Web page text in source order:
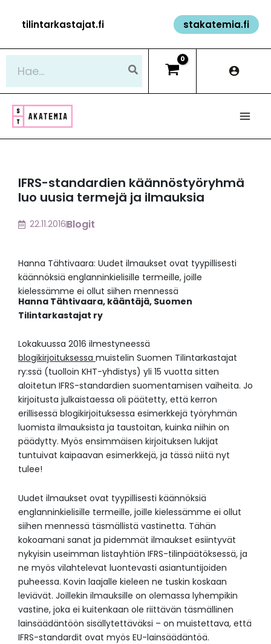
sisältöön
tilintarkastajat.fi stakatemia.fi
IFRS-standardien käännöstyöryhmä
luo uusia termejä ja ilmauksia
22.11.2016Blogit
Hanna Tähtivaara: Uudet ilmaukset ovat tyypillisesti
käännöksiä englanninkielisille termeille, joille
kielessämme ei ollut siihen mennessä
Hanna Tähtivaara, kääntäjä, Suomen
Tilintarkastajat ry
Lokakuussa 2016 ilmestyneessä
blogikirjoituksessa muistelin Suomen Tilintarkastajat
ry:ssä (tuolloin KHT-yhdistys) yli 15 vuotta sitten
aloitetun IFRS-standardien suomentamisen vaiheita. Jo
kirjoitusta julkaistaessa oli päätetty, että kerron
erillisessä blogikirjoituksessa esimerkkejä työryhmän
luomista ilmauksista ja taustoitan, kuinka niihin on
päädytty. Myös ensimmäisen kirjoituksen lukijat
tuntuivat kaipaavan esimerkkejä, ja tässä niitä nyt
tulee!
Uudet ilmaukset ovat tyypillisesti käännöksiä
englanninkielisille termeille, joille kielessämme ei ollut
siihen mennessä täsmällistä vastinetta. Tähän
kokoamani sanat ja pidemmät ilmaukset esiintyvät
nykyisin useimman listayhtiön IFRS-tilinpäätöksessä, ja
ne myös vilahtelevat luontevasti asiantuntijoiden
puheessa. Kovin laajalle kieleen ne tuskin koskaan
leviävät. Joillekin ilmauksille on olemassa lyhempikin
vastine, joka ei kuitenkaan ole riittävän täsmällinen
lainsäädäntöön sisällytettäväksi – on muistettava, että
IFRS-standardit ovat myös EU-lainsäädäntöä.